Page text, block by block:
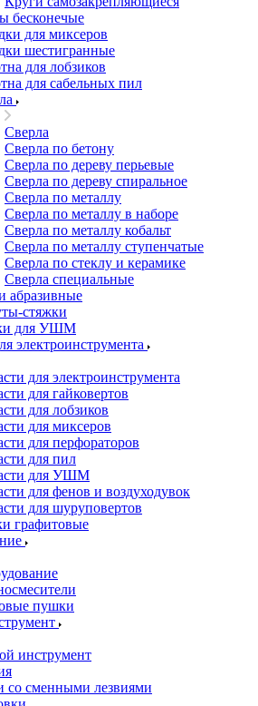
бесконечые
для миксеров
шестигранные
для лобзиков
для сабельных пил
Сверла
Сверла по бетону
Сверла по дереву перьевые
Сверла по дереву спиральное
Сверла по металлу
Сверла по металлу в наборе
Сверла по металлу кобальт
Сверла по металлу ступенчатые
Сверла по стеклу и керамике
Сверла специальные
абразивные
стяжки
для УШМ
электроинструмента
для электроинструмента
для гайковертов
для лобзиков
для миксеров
для перфораторов
для пил
для УШМ
для фенов и воздуходувок
для шуруповертов
графитовые
пушки
инструмент
со сменными лезвиями